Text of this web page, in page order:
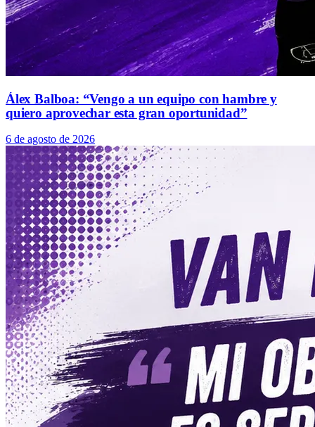
Álex Balboa: “Vengo a un equipo con hambre y
quiero aprovechar esta gran oportunidad”
6 de agosto de 2026